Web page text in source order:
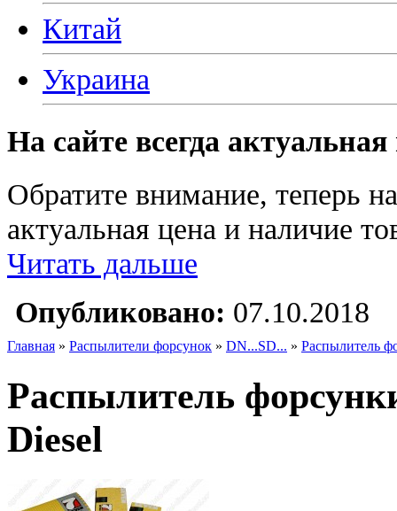
Китай
Украина
На сайте всегда
Обратите внимание, теперь
актуальная цена и наличие
Читать дальше
Опубликовано: 07.10.2018
Главная » Распылители форсунок » DN...SD... » Распылитель
Распылитель
Diesel